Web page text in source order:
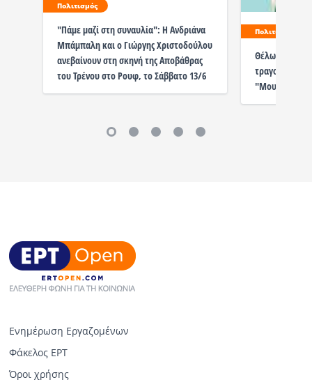
Πολιτισμός
"Πάμε μαζί στη συναυλία": Η Ανδριάνα
Μπάμπαλη και ο Γιώργης Χριστοδούλου
ανεβαίνουν στη σκηνή της Αποβάθρας
του Τρένου στο Ρουφ, το Σάββατο 13/6
Πολιτισμός
Θέλω ft
τραγούδι
"Μουσικού
Ενημέρωση Εργαζομένων
Φάκελος ΕΡΤ
Όροι χρήσης